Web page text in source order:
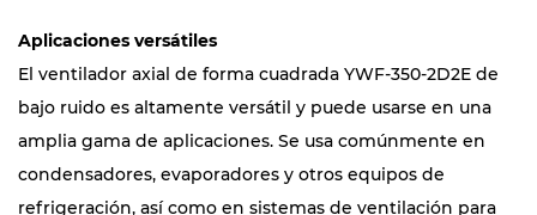
Aplicaciones versátiles
El ventilador axial de forma cuadrada YWF-350-2D2E de
bajo ruido es altamente versátil y puede usarse en una
amplia gama de aplicaciones. Se usa comúnmente en
condensadores, evaporadores y otros equipos de
refrigeración, así como en sistemas de ventilación para